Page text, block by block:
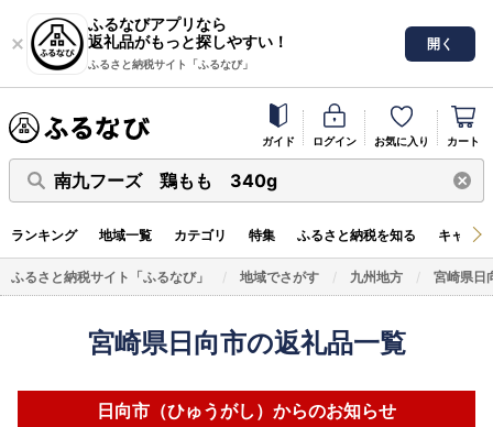
ふるなびアプリなら
返礼品がもっと探しやすい！
ふるさと納税サイト「ふるなび」
開く
ガイド ログイン お気に入り カート
南九フーズ 鶏もも 340g
ランキング 地域一覧 カテゴリ 特集 ふるさと納税を知る キャン
ふるさと納税サイト「ふるなび」 地域でさがす 九州地方 宮崎県日
宮崎県日向市の返礼品一覧
日向市（ひゅうがし）からのお知らせ